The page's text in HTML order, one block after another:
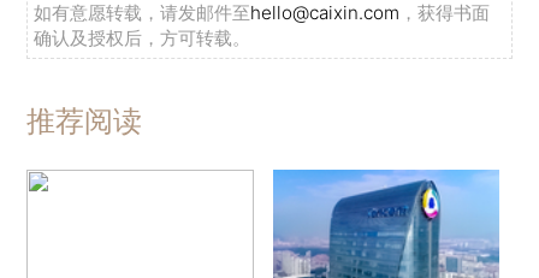
如有意愿转载，请发邮件至hello@caixin.com ，获得书面
确认及授权后，方可转载。
推荐阅读